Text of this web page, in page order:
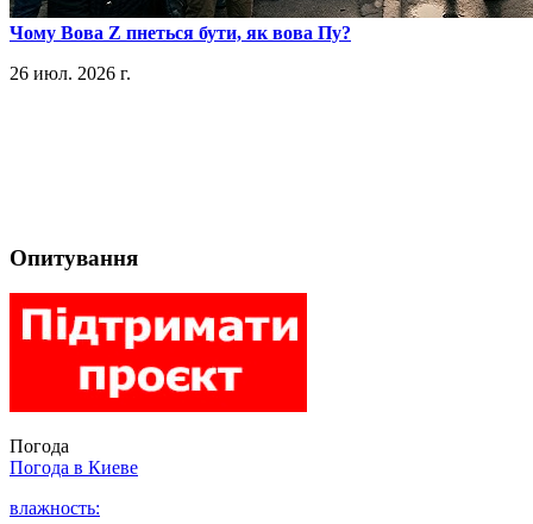
​Чому Вова Z пнеться бути, як вова Пу?
26 июл. 2026 г.
Опитування
Погода
Погода в Киеве
влажность: